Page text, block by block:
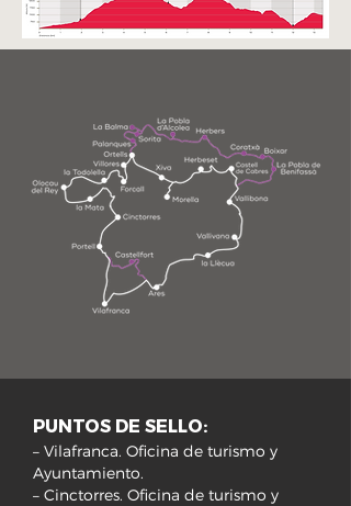
PUNTOS DE SELLO:
– Vilafranca. Oficina de turismo y
Ayuntamiento.
– Cinctorres. Oficina de turismo y